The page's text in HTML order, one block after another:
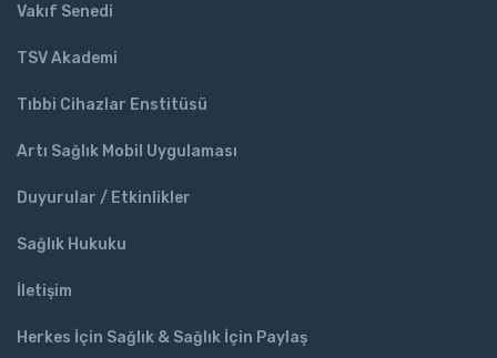
Vakıf Senedi
TSV Akademi
Tıbbi Cihazlar Enstitüsü
Artı Sağlık Mobil Uygulaması
Duyurular / Etkinlikler
Sağlık Hukuku
İletişim
Herkes İçin Sağlık & Sağlık İçin Paylaş